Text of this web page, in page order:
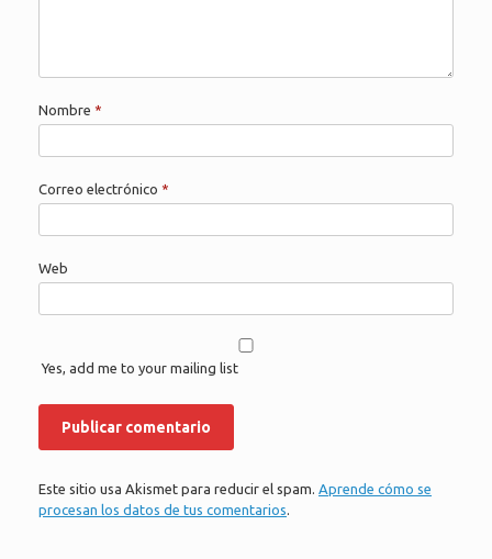
Nombre *
Correo electrónico *
Web
Yes, add me to your mailing list
Este sitio usa Akismet para reducir el spam. Aprende cómo se
procesan los datos de tus comentarios